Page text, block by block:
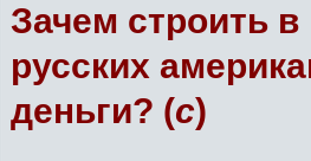
Зачем строить
русских
деньги? (с)